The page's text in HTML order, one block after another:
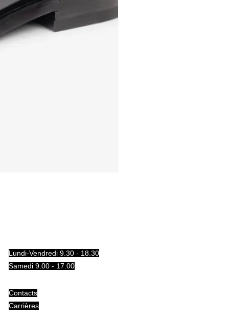
Lundi-Vendredi 9.30 - 18.30
Samedi 9.00 - 17.00
Contacts
Carrières